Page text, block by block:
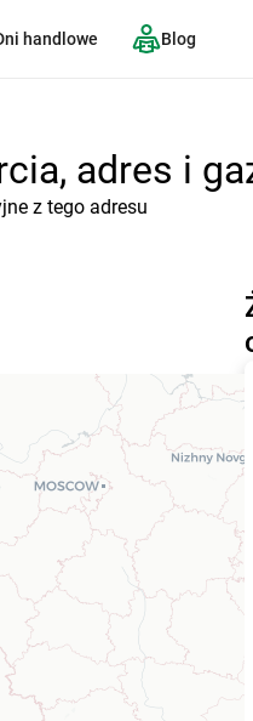
handlowe Blog
adres i
z tego adresu